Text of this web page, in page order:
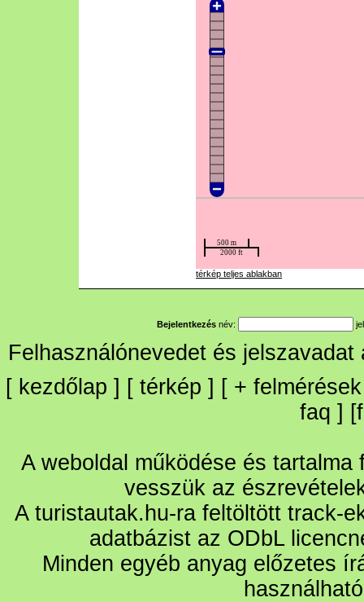
térkép teljes ablakban
Bejelentkezés név:
Felhasználónevedet és
[ kezdőlap ] [ térkép ] [ + felmérések
faq ] [
A weboldal működése és
vesszük az
A turistautak.hu-ra feltöltött track-
adatbázist az ODbL
Minden egyéb anyag előzetes